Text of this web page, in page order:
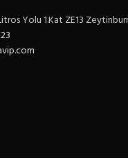
Yolu 1.Kat ZE13